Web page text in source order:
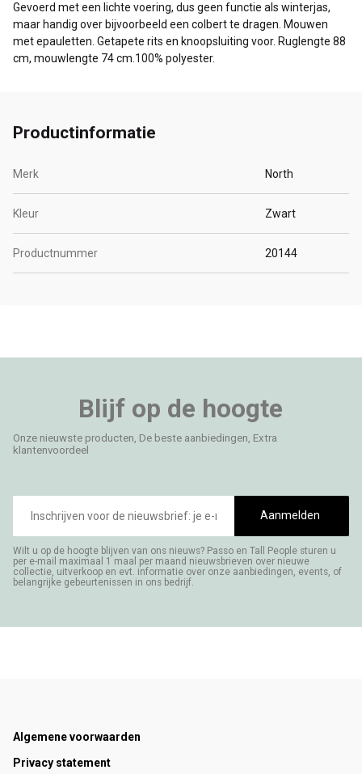
Gevoerd met een lichte voering, dus geen functie als winterjas,
maar handig over bijvoorbeeld een colbert te dragen. Mouwen
met epauletten. Getapete rits en knoopsluiting voor. Ruglengte 88
cm, mouwlengte 74 cm.100% polyester.
Productinformatie
Merk North
Kleur Zwart
Productnummer 20144
Blijf op de hoogte
Onze nieuwste producten, De beste aanbiedingen, Extra
klantenvoordeel
mailadres
Aanmelden
Wilt u op de hoogte blijven van ons nieuws? Passo en Tall People sturen u
per e-mail maximaal 1 maal per maand nieuwsbrieven over nieuwe
collectie, uitverkoop en evt. informatie over onze aanbiedingen, events, of
belangrijke gebeurtenissen in ons bedrijf.
Footer
Algemene voorwaarden
Privacy statement